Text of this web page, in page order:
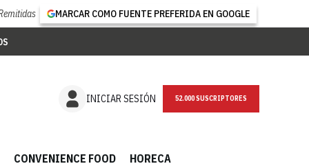
MARCAR COMO FUENTE PREFERIDA EN GOOGLE
INICIAR SESIÓN NEWSLETTER
CONVENIENCE FOOD HORECA